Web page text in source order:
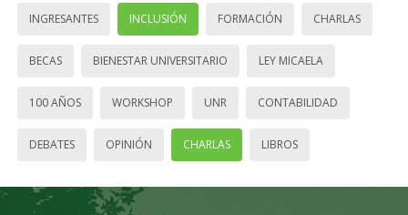
INGRESANTES INCLUSIÓN FORMACIÓN CHARLAS
BECAS BIENESTAR UNIVERSITARIO LEY MICAELA
100 AÑOS WORKSHOP UNR CONTABILIDAD
DEBATES OPINIÓN CHARLAS LIBROS